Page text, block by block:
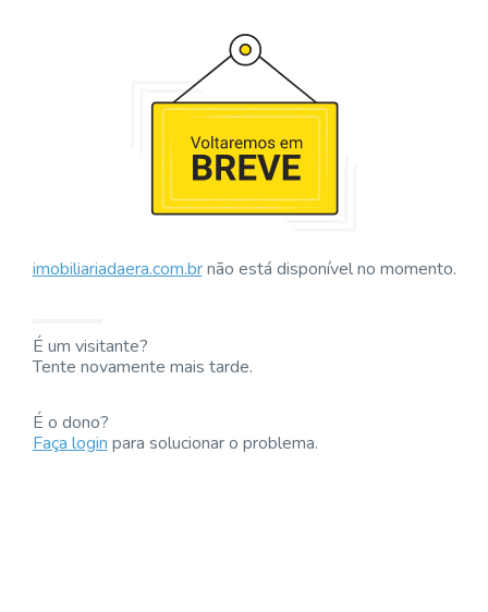
imobiliariadaera.com.brnão está disponível no momento.
É um visitante?
Tente novamente mais tarde.
É o dono?
Faça loginpara solucionar o problema.